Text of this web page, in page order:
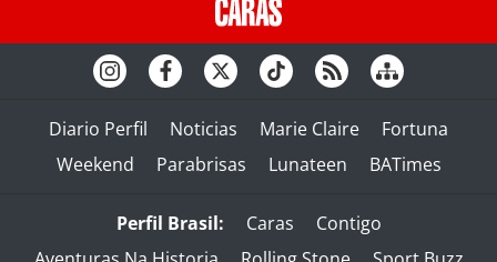
Diario Perfil Noticias Marie Claire
Fortuna
Weekend
Parabrisas Lunateen BATimes
Perfil Brasil: Caras
Contigo